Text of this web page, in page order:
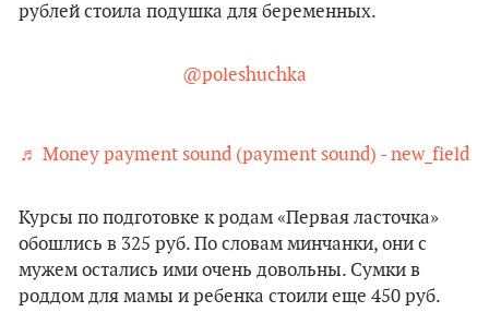
рублей стоила подушка для беременных.
@poleshuchka
♬ Money payment sound (payment sound) - new_field
Курсы по подготовке к родам «Первая ласточка»
обошлись в 325 руб. По словам минчанки, они с
мужем остались ими очень довольны. Сумки в
роддом для мамы и ребенка стоили еще 450 руб.